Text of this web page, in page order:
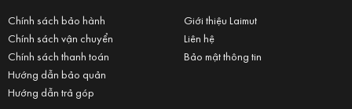
Chính sách bảo hành
Chính sách vận chuyển
Chính sách thanh toán
Hướng dẫn bảo quản
Hướng dẫn trả góp
Giới thiệu Laimut
Liên hệ
Bảo mật thông tin